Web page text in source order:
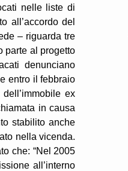
nelle liste di
all’accordo del
– riguarda tre
parte al progetto
denunciano
entro il febbraio
ex
in causa
stabilito anche
nella vicenda.
che: “Nel 2005
all’interno